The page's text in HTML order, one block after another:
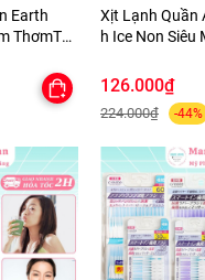
Earth
ThơmTủ
Xịt Lạnh Quần
h Ice Non Siêu
126.000₫
224.000₫ -44%